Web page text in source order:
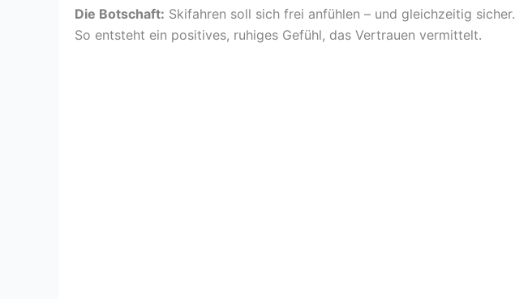
Die Botschaft: Skifahren soll sich frei anfühlen – und gleichzeitig sicher.
So entsteht ein positives, ruhiges Gefühl, das Vertrauen vermittelt.